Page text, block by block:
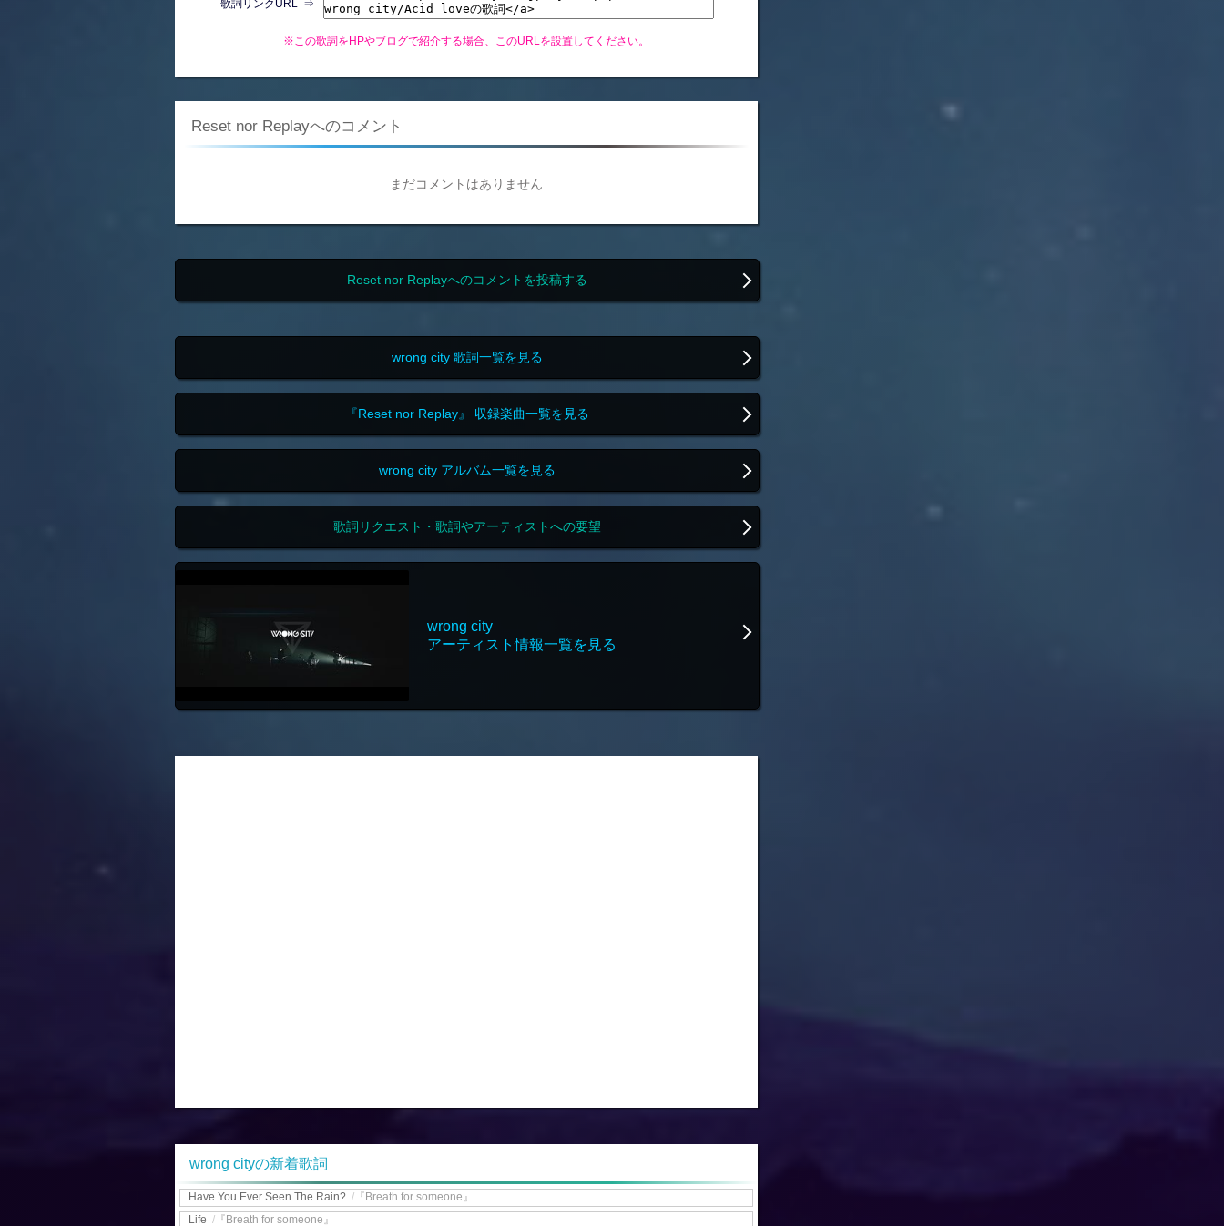
歌詞リンクURL ⇒
※この歌詞をHPやブログで紹介する場合、このURLを設置してください。
Reset nor Replayへのコメント
まだコメントはありません
Reset nor Replayへのコメントを投稿する
wrong city 歌詞一覧を見る
『Reset nor Replay』 収録楽曲一覧を見る
wrong city アルバム一覧を見る
歌詞リクエスト・歌詞やアーティストへの要望
wrong city
アーティスト情報一覧を見る
wrong cityの新着歌詞
Have You Ever Seen The Rain? / 『Breath for someone』
Life / 『Breath for someone』